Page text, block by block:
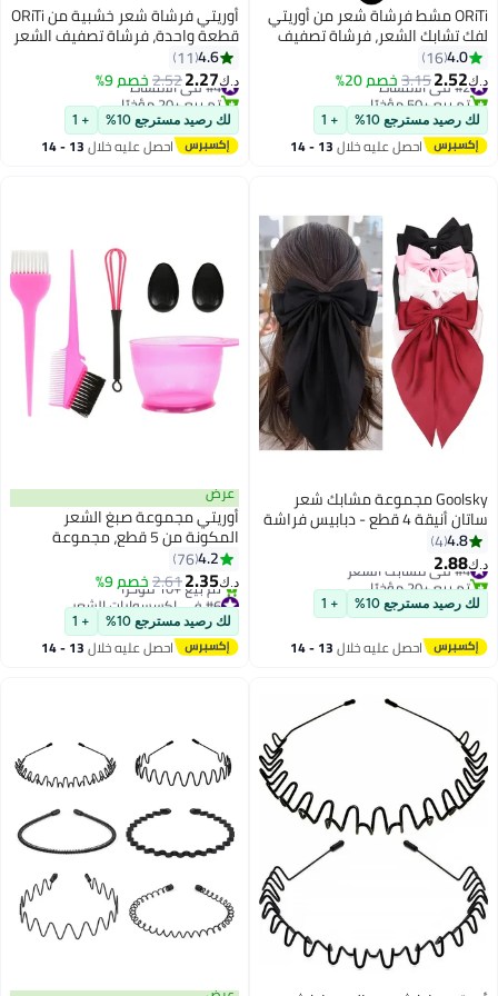
ORiTi مشط فرشاة شعر من أوريتي
لفك تشابك الشعر، فرشاة تصفيف
الشعر للنساء، فرشاة شعر للشعر
الناعم، مشط تدليك، فرشاة شعر
بالقش، فرشاة شعر بفتحات تهوية
4.0
16
د.ك‏2.52
3.15خصم 20% #2 في الأمشاط
تم بيع +50 مؤخرًا
#2 في الأمشاط
لك رصيد مسترجع 10% + 1
احصل عليه خلال 13 - 14
أوريتي فرشاة شعر خشبية من ORiTi
قطعة واحدة، فرشاة تصفيف الشعر
بالكيراتين، مشط سبا مضاد للكهرباء
الساكنة، أدوات تصفيف الشعر
4.6
11
د.ك‏2.27
2.52خصم 9% #4 في الأمشاط
تم بيع +20 مؤخرًا
#4 في الأمشاط
لك رصيد مسترجع 10% + 1
احصل عليه خلال 13 - 14
Goolsky مجموعة مشابك شعر
ساتان أنيقة 4 قطع - دبابيس فراشة
كبيرة لطيفة باللون الأسود والأبيض
والوردي والعنابي للنساء والفتيات
4.8
4
د.ك‏2.88
#4 في مشابك الشعر
تم بيع +20 مؤخرًا
#4 في مشابك الشعر
لك رصيد مسترجع 10% + 1
احصل عليه خلال 13 - 14
عرض
أوريتي مجموعة صبغ الشعر
المكونة من 5 قطع، مجموعة
فرشاة ووعاء، الجانب الثاني
4.2
76
د.ك‏2.35
2.61خصم 9%
#6 في اكسسوارات الشعر
أقل سعر في 30 يوم
تم بيع +10 مؤخرًا
#6 في اكسسوارات الشعر
لك رصيد مسترجع 10% + 1
احصل عليه خلال 13 - 14